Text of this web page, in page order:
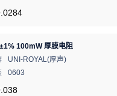
100mW 厚膜电阻
UNI-ROYAL(厚声)
0603